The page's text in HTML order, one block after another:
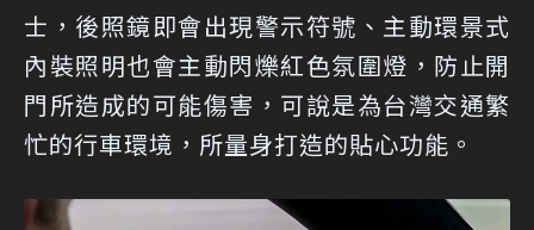
士，後照鏡即會出現警示符號、主動環景式
內裝照明也會主動閃爍紅色氛圍燈，防止開
門所造成的可能傷害，可說是為台灣交通繁
忙的行車環境，所量身打造的貼心功能。